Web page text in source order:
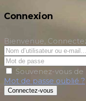
Connexion
Bienvenue,
Souvenez-vous de
Mot de passe oublié ?
Connectez-vous